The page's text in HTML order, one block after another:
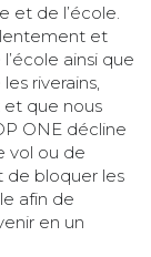
et de l’école.
lentement et
ainsi que
riverains,
et que nous
ONE décline
vol ou de
de bloquer les
afin de
en un